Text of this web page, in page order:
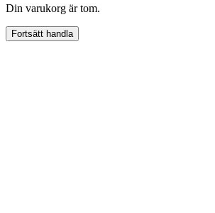
Din varukorg är tom.
Fortsätt handla